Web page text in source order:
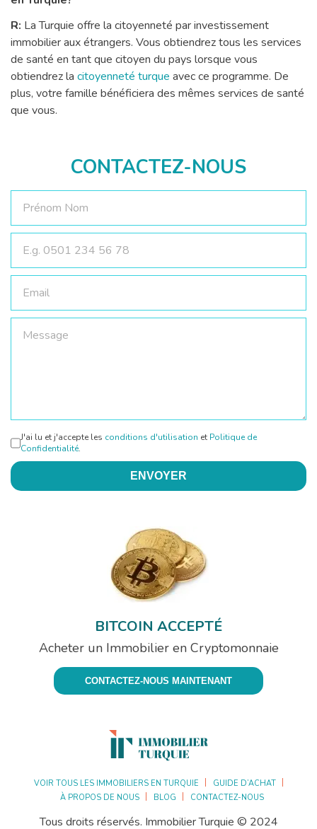
R: La Turquie offre la citoyenneté par investissement
immobilier aux étrangers. Vous obtiendrez tous les services
de santé en tant que citoyen du pays lorsque vous
obtiendrez la citoyenneté turque avec ce programme. De
plus, votre famille bénéficiera des mêmes services de santé
que vous.
CONTACTEZ-NOUS
J'ai lu et j'accepte les conditions d'utilisation et Politique de
Confidentialité.
ENVOYER
BITCOIN ACCEPTÉ
Acheter un Immobilier en Cryptomonnaie
CONTACTEZ-NOUS MAINTENANT
VOIR TOUS LES IMMOBILIERS EN TURQUIE
GUIDE D’ACHAT
À PROPOS DE NOUS
BLOG CONTACTEZ-NOUS
Tous droits réservés. Immobilier Turquie © 2024